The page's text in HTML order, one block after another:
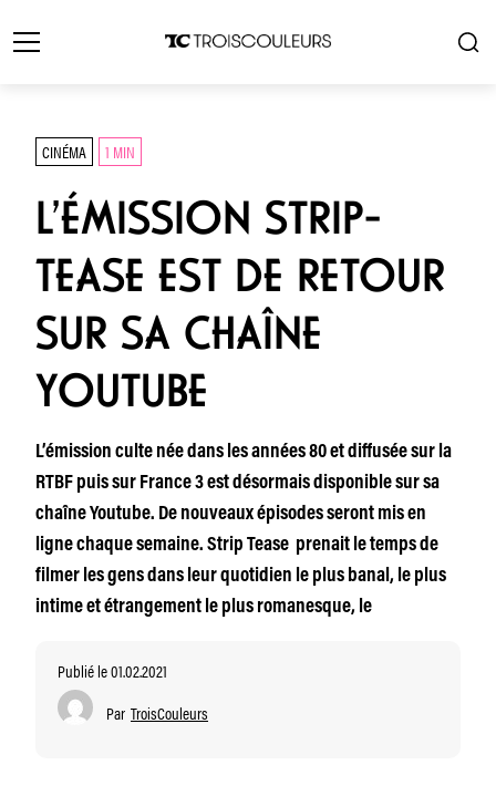
CINÉMA 1 MIN
L’ÉMISSION STRIP-
TEASE EST DE RETOUR
SUR SA CHAÎNE
YOUTUBE
L’émission culte née dans les années 80 et diffusée sur la
RTBF puis sur France 3 est désormais disponible sur sa
chaîne Youtube. De nouveaux épisodes seront mis en
ligne chaque semaine. Strip Tease prenait le temps de
filmer les gens dans leur quotidien le plus banal, le plus
intime et étrangement le plus romanesque, le
Publié le 01.02.2021
Par TroisCouleurs